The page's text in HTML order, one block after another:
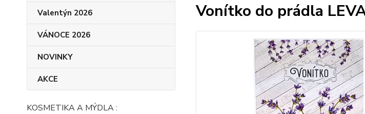
Valentýn 2026
VÁNOCE 2026
NOVINKY
AKCE
KOSMETIKA A MÝDLA :
Vonítko do prádla